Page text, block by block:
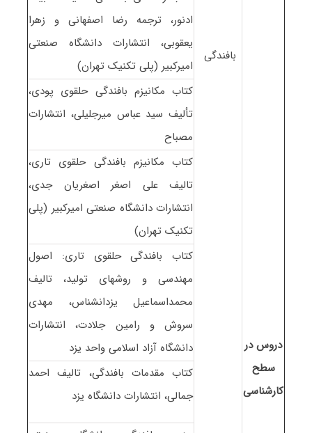
دروس در
سطح
کارشناسی
بافندگی
ادنور، ترجمه رضا اصفهانی و زهرا
یعقوبی، انتشارات دانشگاه صنعتی
امیرکبیر (پلی تکنیک تهران)
کتاب مکانیزم بافندگی حلقوی پودی،
تألیف سید عباس میرجلیلی، انتشارات
مصباح
کتاب مکانیزم بافندگی حلقوی تاری،
تالیف علی اصغر اصغریان جدی،
انتشارات دانشگاه صنعتی امیرکبیر (پلی
تکنیک تهران)
کتاب بافندگی حلقوی تاری: اصول
مهندسی و روشهای تولید، تالیف
محمداسماعیل یزدانشناس، مهدی
سروش و رامین جلادت، انتشارات
دانشگاه آزاد اسلامی واحد یزد
کتاب مقدمات بافندگی، تالیف احمد
جمالی، انتشارات دانشگاه یزد